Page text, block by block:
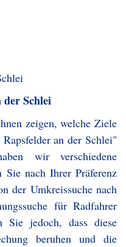
der Schlei
zeigen, welche Ziele
an der Schlei"
wir verschiedene
Sie nach Ihrer Präferenz
der Umkreissuche nach
für Radfahrer
Sie jedoch, dass diese
beruhen und die